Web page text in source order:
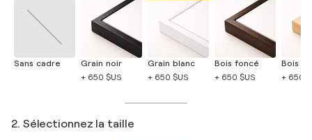
Sans cadre
Grain noir
+ 650 $US
Grain blanc
+ 650 $US
Bois foncé
+ 650 $US
Bois
+ 650
2. Sélectionnez la taille